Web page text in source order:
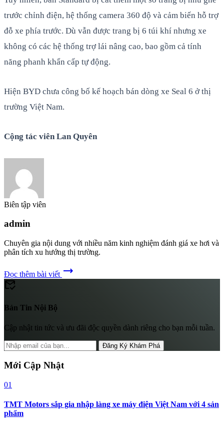
trước chỉnh điện, hệ thống camera 360 độ và cảm biến hỗ trợ
đỗ xe phía trước. Dù vẫn được trang bị 6 túi khí nhưng xe
không có các hệ thống trợ lái nâng cao, bao gồm cả tính
năng phanh khẩn cấp tự động.
Hiện BYD chưa công bố kế hoạch bán dòng xe Seal 6 ở thị
trường Việt Nam.
Cộng tác viên Lan Quyên
Biên tập viên
admin
Chuyên gia nội dung với nhiều năm kinh nghiệm đánh giá xe hơi và
phân tích xu hướng thị trường.
Đọc thêm bài viết trending_flat
mark_email_read
Bản Tin Nội Bộ
Cập nhật tin tức và ưu đãi độc quyền dành riêng cho bạn mỗi tuần.
Đăng Ký Khám Phá
Mới Cập Nhật
01
TMT Motors sắp gia nhập làng xe máy điện Việt Nam với 4 sản
phẩm